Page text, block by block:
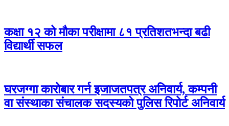
कक्षा १२ को मौका परीक्षामा ८१ प्रतिशतभन्दा बढी
विद्यार्थी सफल
घरजग्गा कारोबार गर्न इजाजतपत्र अनिवार्य, कम्पनी
वा संस्थाका संचालक सदस्यको पुलिस रिपोर्ट अनिवार्य